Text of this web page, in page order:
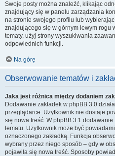
Swoje posty można znaleźć, klikając
znajdujący się w panelu zarządzania
na stronie swojego profilu lub wybierając
znajdującego się w górnym lewym rogu
tematy, użyj strony wyszukiwania
odpowiednich funkcji.
Na górę
Obserwowanie tematów i
Jaka jest różnica między dodaniem
Dodawanie zakładek w phpBB 3.0
przeglądarce. Użytkownik nie dostaje
się nowa treść. W phpBB 3.1
tematu. Użytkownik może być
oznaczonego zakładką. Funkcja
wybrany przez niego sposób – gdy w
pojawiła się nowa treść. Sposoby